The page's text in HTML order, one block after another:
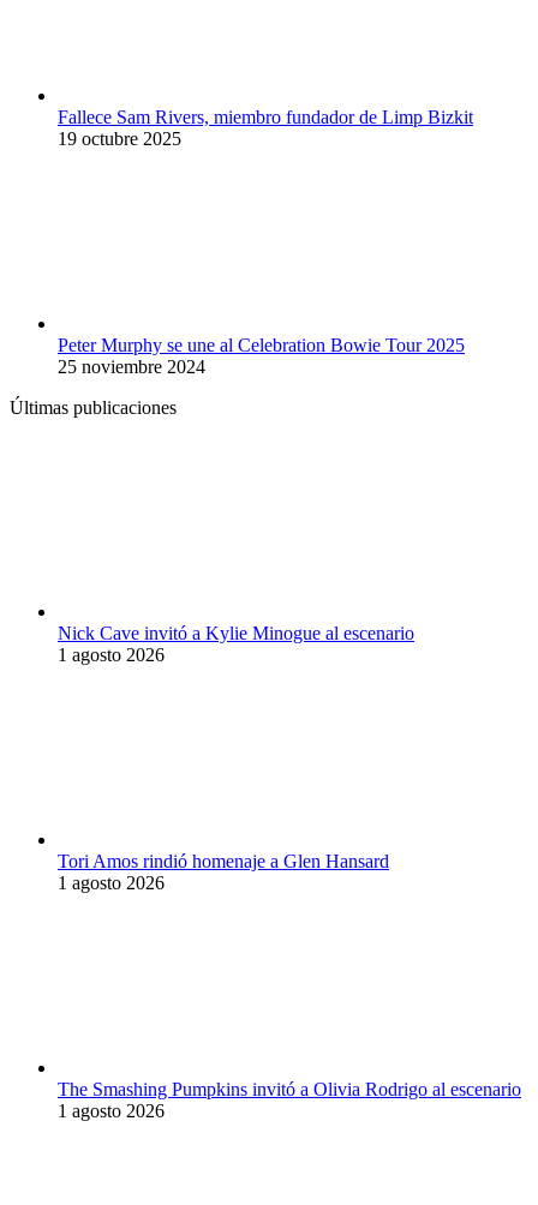
Fallece Sam Rivers, miembro fundador de Limp Bizkit
19 octubre 2025
Peter Murphy se une al Celebration Bowie Tour 2025
25 noviembre 2024
Últimas publicaciones
Nick Cave invitó a Kylie Minogue al escenario
1 agosto 2026
Tori Amos rindió homenaje a Glen Hansard
1 agosto 2026
The Smashing Pumpkins invitó a Olivia Rodrigo al escenario
1 agosto 2026